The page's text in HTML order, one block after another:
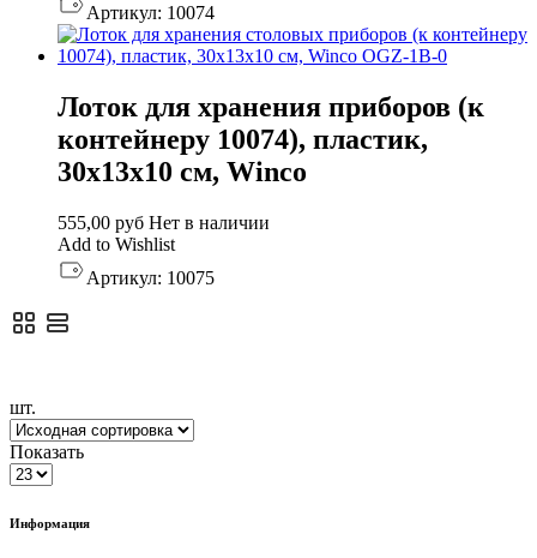
Артикул: 10074
Лоток для хранения приборов (к
контейнеру 10074), пластик,
30х13х10 см, Winco
555,00 руб Нет в наличии
Add to Wishlist
Артикул: 10075
шт.
Показать
Информация